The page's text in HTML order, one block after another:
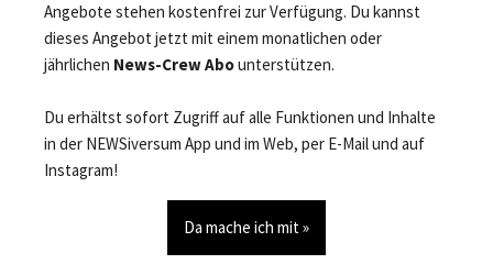
Angebote stehen kostenfrei zur Verfügung. Du kannst
dieses Angebot jetzt mit einem monatlichen oder
jährlichen News-Crew Abounterstützen.
Du erhältst sofort Zugriff auf alle Funktionen und Inhalte
in der NEWSiversum App und im Web, per E-Mail und auf
Instagram!
Da mache ich mit »